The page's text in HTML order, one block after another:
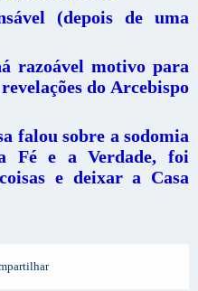
(depois de uma
razoável motivo para
do Arcebispo
falou sobre a sodomia
Fé e a Verdade, foi
e deixar a Casa